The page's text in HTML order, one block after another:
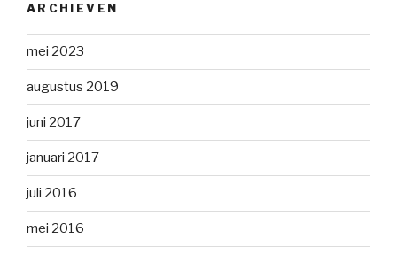
ARCHIEVEN
mei 2023
augustus 2019
juni 2017
januari 2017
juli 2016
mei 2016